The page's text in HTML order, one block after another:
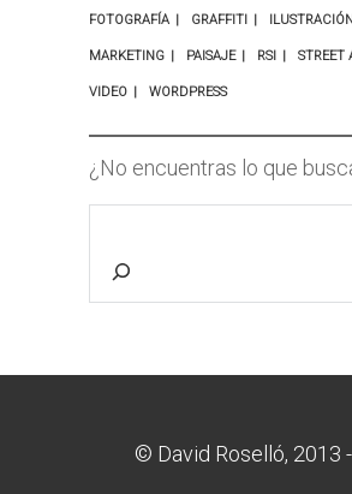
FOTOGRAFÍA GRAFFITI ILUSTRACIÓN
MARKETING PAISAJE RSI STREET
VIDEO WORDPRESS
¿No encuentras lo que
© David Roselló, 2013